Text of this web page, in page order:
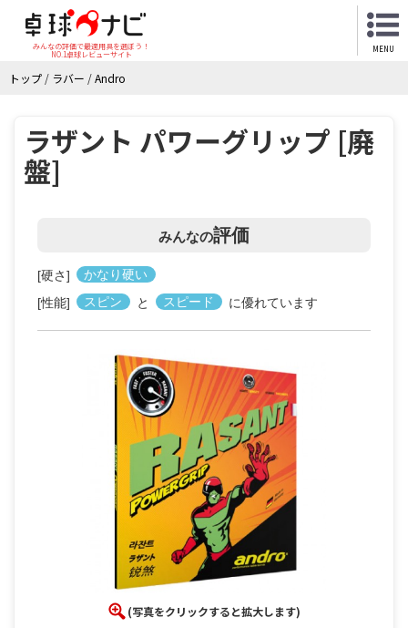
みんなの評価で最適用具を選ぼう！
NO.1卓球レビューサイト
MENU
トップ / ラバー /Andro
ラザント パワーグリップ [廃
盤]
みんなの評価
[硬さ]
かなり硬い
[性能]
スピン と スピード に優れています
(写真をクリックすると拡大します)